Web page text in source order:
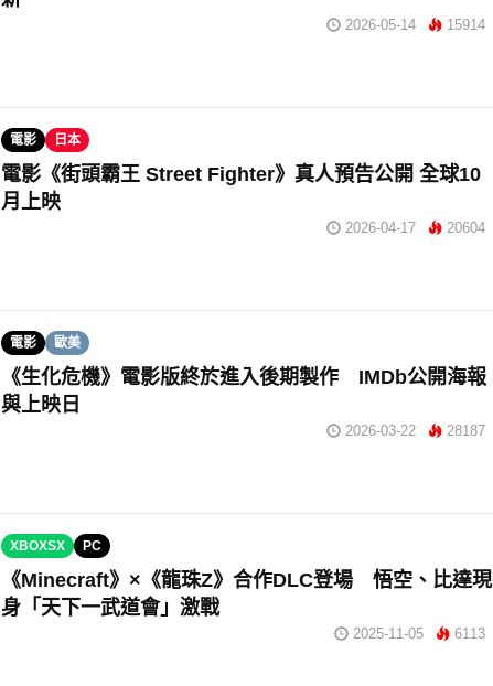
2026-05-14 15914
電影 日本
電影《街頭霸王 Street Fighter》真人預告公開 全球10
月上映
2026-04-17 20604
電影 歐美
《生化危機》電影版終於進入後期製作 IMDb公開海報
與上映日
2026-03-22 28187
XBOXSX PC
《Minecraft》×《龍珠Z》合作DLC登場 悟空、比達現
身「天下一武道會」激戰
2025-11-05 6113